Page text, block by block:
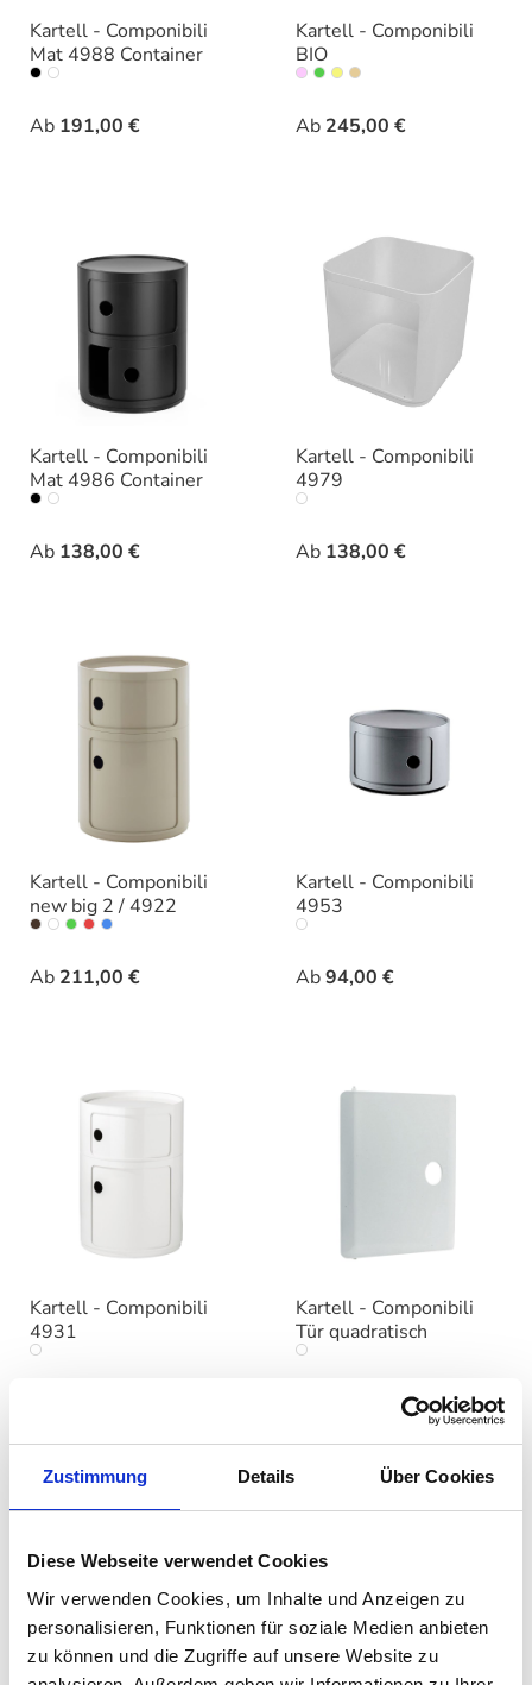
Zustimmung Details Über Cookies
Diese Webseite verwendet Cookies
Wir verwenden Cookies, um Inhalte und Anzeigen zu
personalisieren, Funktionen für soziale Medien anbieten
zu können und die Zugriffe auf unsere Website zu
Kartell - Componibili
Mat 4988 Container
Ab 191,00 €
Farbe
Kartell - Componibili
BIO
Ab 245,00 €
Farbe
Kartell - Componibili
Mat 4986 Container
Ab 138,00 €
Farbe
Kartell - Componibili
4979
Ab 138,00 €
Farbe
Kartell - Componibili
new big 2 / 4922
Ab 211,00 €
Varianten
Kartell - Componibili
4953
Ab94,00 €
Farbe
Kartell - Componibili
4931
Farbe
Kartell - Componibili
Tür quadratisch
Farbe